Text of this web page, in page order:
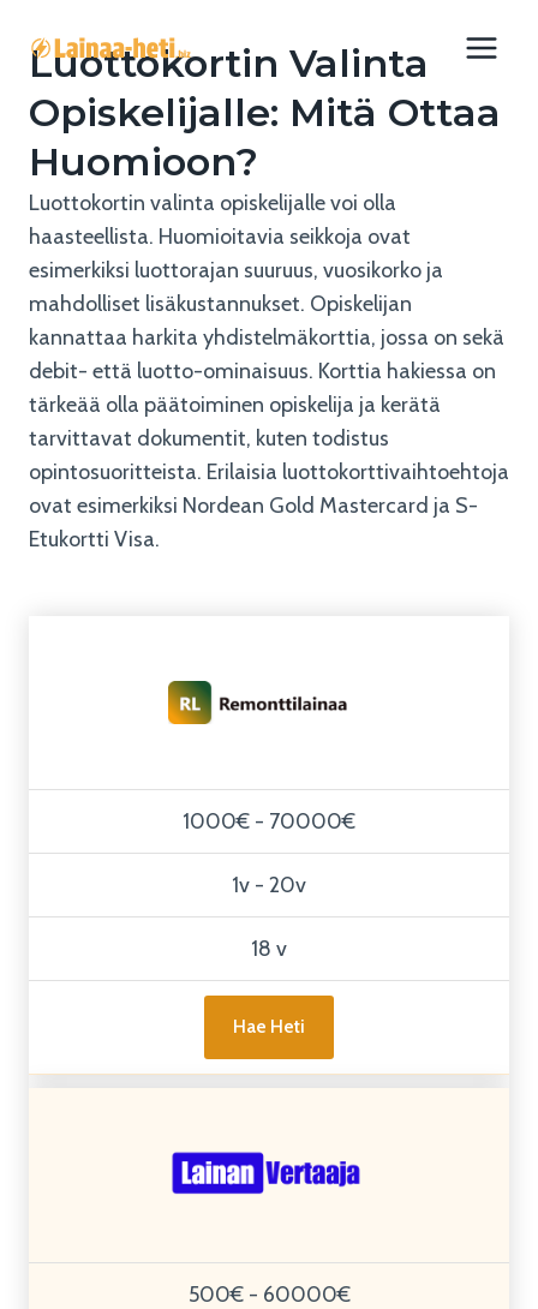
sisältöön
Luottokortin Valinta
Opiskelijalle: Mitä Ottaa
Huomioon?
Luottokortin valinta opiskelijalle voi olla
haasteellista. Huomioitavia seikkoja ovat
esimerkiksi luottorajan suuruus, vuosikorko ja
mahdolliset lisäkustannukset. Opiskelijan
kannattaa harkita yhdistelmäkorttia, jossa on sekä
debit- että luotto-ominaisuus. Korttia hakiessa on
tärkeää olla päätoiminen opiskelija ja kerätä
tarvittavat dokumentit, kuten todistus
opintosuoritteista. Erilaisia luottokorttivaihtoehtoja
ovat esimerkiksi Nordean Gold Mastercard ja S-
Etukortti Visa.
1000€ - 70000€
1v - 20v
18 v
Hae Heti
500€ - 60000€